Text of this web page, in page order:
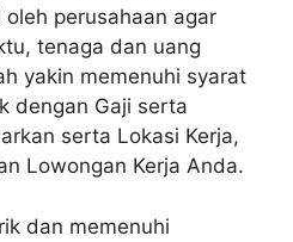
perusahaan agar
tenaga dan uang
yakin memenuhi syarat
dengan Gaji serta
serta Lokasi Kerja,
Lowongan Kerja Anda.
dan memenuhi